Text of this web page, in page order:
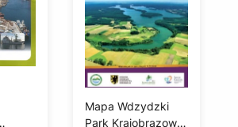
Mapa Wdzydzki
Park Krajobrazowy